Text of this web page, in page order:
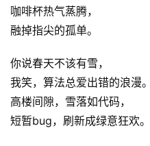
咖啡杯热气蒸腾，
融掉指尖的孤单。
你说春天不该有雪，
我笑，算法总爱出错的浪漫。
高楼间隙，雪落如代码，
短暂bug，刷新成绿意狂欢。